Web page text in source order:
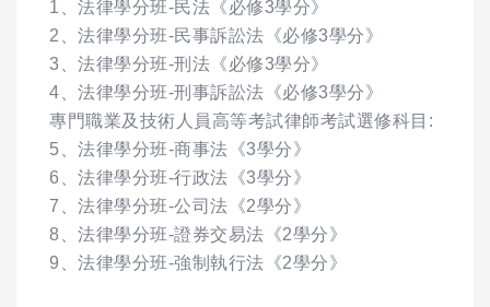
1、法律學分班-民法《必修3學分》
2、法律學分班-民事訴訟法《必修3學分》
3、法律學分班-刑法《必修3學分》
4、法律學分班-刑事訴訟法《必修3學分》
專門職業及技術人員高等考試律師考試選修科目:
5、法律學分班-商事法《3學分》
6、法律學分班-行政法《3學分》
7、法律學分班-公司法《2學分》
8、法律學分班-證券交易法《2學分》
9、法律學分班-強制執行法《2學分》